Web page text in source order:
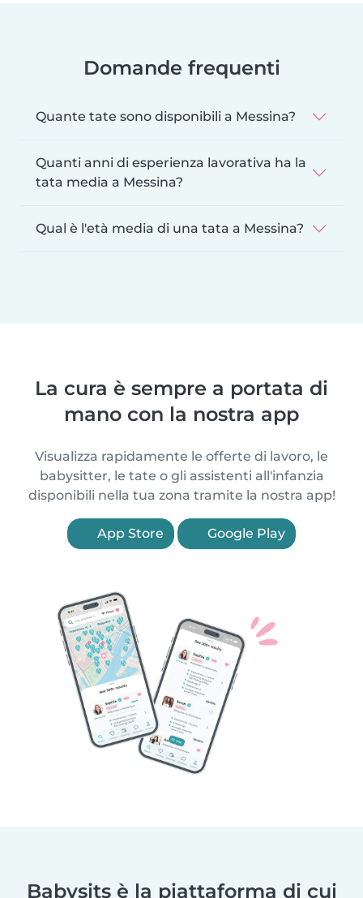
Domande frequenti
Quante tate sono disponibili a Messina?
Quanti anni di esperienza lavorativa ha la
tata media a Messina?
Qual è l'età media di una tata a Messina?
La cura è sempre a portata di
mano con la nostra app
Visualizza rapidamente le offerte di lavoro, le
babysitter, le tate o gli assistenti all'infanzia
disponibili nella tua zona tramite la nostra app!
App Store Google Play
Babysits è la piattaforma di cui